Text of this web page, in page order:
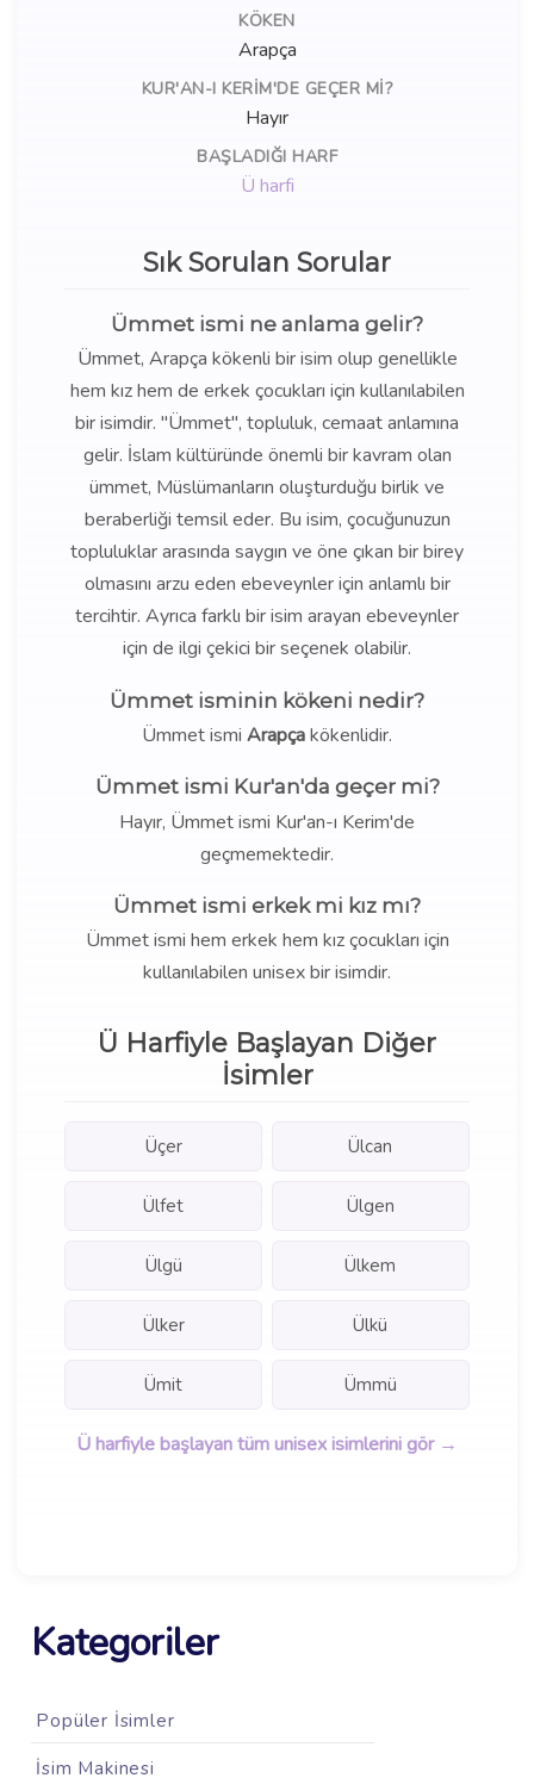
KÖKEN
Arapça
KUR'AN-I KERIM'DE GEÇER MI?
Hayır
BAŞLADIĞI HARF
Ü harfi
Sık Sorulan Sorular
Ümmet ismi ne anlama gelir?
Ümmet, Arapça kökenli bir isim olup genellikle
hem kız hem de erkek çocukları için kullanılabilen
bir isimdir. "Ümmet", topluluk, cemaat anlamına
gelir. İslam kültüründe önemli bir kavram olan
ümmet, Müslümanların oluşturduğu birlik ve
beraberliği temsil eder. Bu isim, çocuğunuzun
topluluklar arasında saygın ve öne çıkan bir birey
olmasını arzu eden ebeveynler için anlamlı bir
tercihtir. Ayrıca farklı bir isim arayan ebeveynler
için de ilgi çekici bir seçenek olabilir.
Ümmet isminin kökeni nedir?
Ümmet ismi Arapçakökenlidir.
Ümmet ismi Kur'an'da geçer mi?
Hayır, Ümmet ismi Kur'an-ı Kerim'de
geçmemektedir.
Ümmet ismi erkek mi kız mı?
Ümmet ismi hem erkek hem kız çocukları için
kullanılabilen unisex bir isimdir.
Ü Harfiyle Başlayan Diğer
İsimler
Üçer Ülcan
Ülfet Ülgen
Ülgü Ülkem
Ülker Ülkü
Ümit Ümmü
Ü harfiyle başlayan tüm unisex isimlerini gör →
Kategoriler
Popüler İsimler
İsim Makinesi